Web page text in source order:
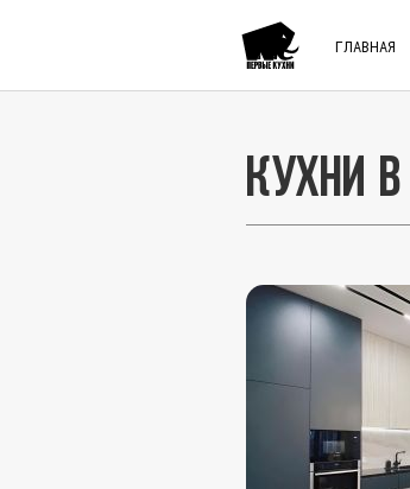
ГЛАВНАЯ
Кухни